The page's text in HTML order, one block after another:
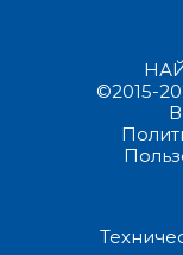
©2015-